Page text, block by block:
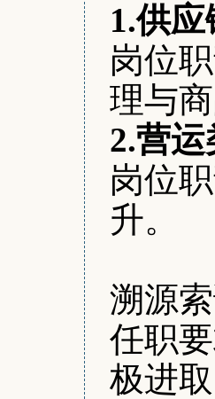
1.供
岗位
理与
2.营
岗位
升。
溯源
任职
极进